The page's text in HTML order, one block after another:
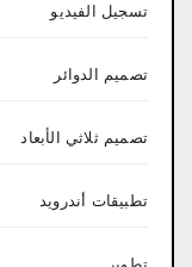
تسجيل الفيديو
تصميم الدوائر
تصميم ثلاثي الأبعاد
تطبيقات أندرويد